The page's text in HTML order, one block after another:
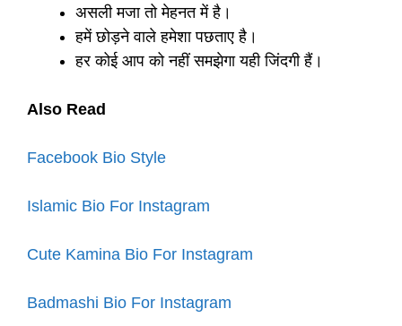
असली मजा तो मेहनत में है।
हमें छोड़ने वाले हमेशा पछताए है।
हर कोई आप को नहीं समझेगा यही जिंदगी हैं।
Also Read
Facebook Bio Style
Islamic Bio For Instagram
Cute Kamina Bio For Instagram
Badmashi Bio For Instagram